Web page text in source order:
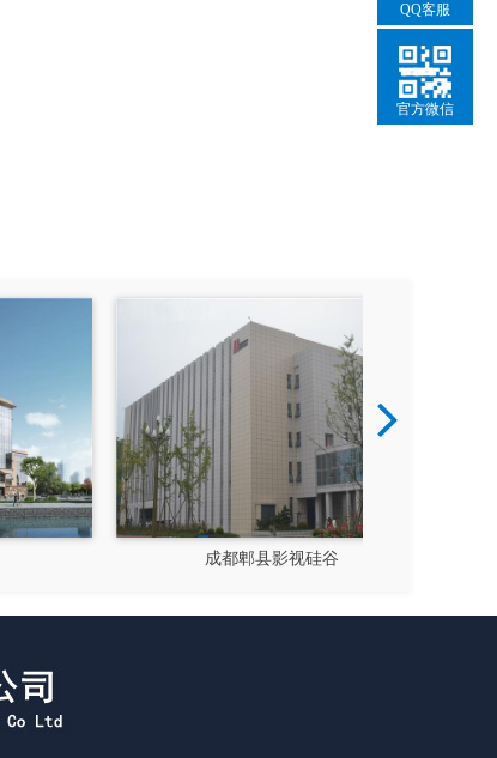
成都郫县影视硅谷
QQ客服
官方微信